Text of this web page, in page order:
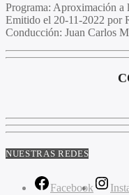
Programa: Aproximación a
Emitido el 20-11-2022 por
Conducción: Juan Carlos
NUESTRAS REDES
Facebook